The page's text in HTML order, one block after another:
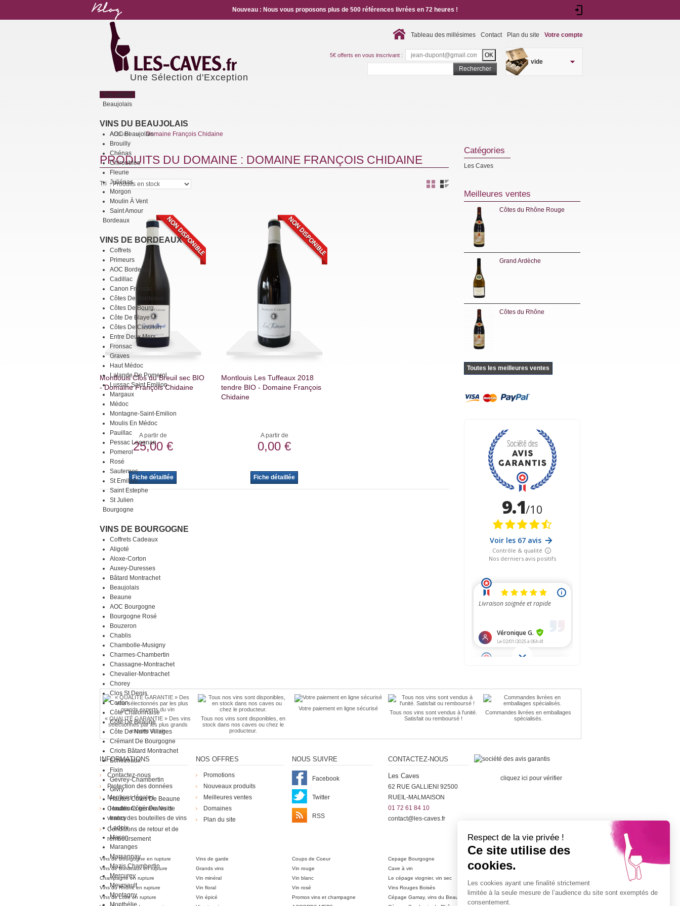
Une Sélection d'Exception
Top ventes
Beaujolais
VINS DU BEAUJOLAIS
AOC Beaujolais
Brouilly
Chénas
Chiroubles
Fleurie
Juliénas
Morgon
Moulin À Vent
Saint Amour
Bordeaux
VINS DE BORDEAUX
Coffrets
Primeurs
AOC Bordeaux
Cadillac
Canon Fronsac
Côtes De Bordeaux
Côtes De Bourg
Côte De Blaye
Côtes De Castillon
Entre Deux Mers
Fronsac
Graves
Haut Médoc
Lalande De Pomerol
Lussac Saint Emilion
Margaux
Médoc
Montagne-Saint-Emilion
Moulis En Médoc
Pauillac
Pessac Leognan
Pomerol
Rosé
Sauternes
St Emilion
Saint Estephe
St Julien
Bourgogne
VINS DE BOURGOGNE
Coffrets Cadeaux
Aligoté
Aloxe-Corton
Auxey-Duresses
Bâtard Montrachet
Beaujolais
Beaune
AOC Bourgogne
Bourgogne Rosé
Bouzeron
Chablis
Chambolle-Musigny
Charmes-Chambertin
Chassagne-Montrachet
Chevalier-Montrachet
Chorey
Clos St Denis
Corton
Côte Chalonnaise
Côte De Beaune
Côte De Nuits Villages
Crémant De Bourgogne
Criots Bâtard Montrachet
Echezeaux
Fixin
Gevrey-Chambertin
Givry
Hautes Côtes De Beaune
Hautes Côtes De Nuits
Irancy
Ladoix
Macon
Maranges
Marsannay
Mazis Chambertin
Mercurey
Meursault
Montagny
Monthélie
vide
Tableau des millésimes Contact Plan du site Votre compte
Nouveau : Nous vous proposons plus de 500 références livrées en 72 heures !
Rechercher
5€ offerts en vous inscrivant :
Accueil
Domaine François Chidaine
PRODUITS DU DOMAINE : DOMAINE FRANÇOIS CHIDAINE
Tri
Montlouis Clos du Breuil sec BIO
- Domaine François Chidaine
A partir de
25,00 €
Fiche détaillée
Montlouis Les Tuffeaux 2018
tendre BIO - Domaine François
Chidaine
A partir de
0,00 €
Fiche détaillée
Catégories
Les Caves
Meilleures ventes
Côtes du Rhône Rouge
Grand Ardèche
Côtes du Rhône
Toutes les meilleures ventes
« QUALITÉ GARANTIE » Des vins
sélectionnés par les plus grands
experts du vin
Tous nos vins sont disponibles, en
stock dans nos caves ou chez le
producteur.
Votre paiement en ligne sécurisé
Tous nos vins sont vendus à l'unité.
Satisfait ou remboursé !
Commandes livrées en emballages
spécialisés.
INFORMATIONS
Contactez-nous
Protection des données
Mentions légales
Conditions générales de
ventes des bouteilles de vins
Conditions de retour et de
remboursement
NOS OFFRES
Promotions
Nouveaux produits
Meilleures ventes
Domaines
Plan du site
NOUS SUIVRE
Facebook
Twitter
RSS
CONTACTEZ-NOUS
Les Caves
62 RUE GALLIENI 92500
RUEIL-MALMAISON
01 72 61 84 10
contact@les-caves.fr
cliquez ici pour vérifier.
Vins de Bourgogne en rupture Vins de garde Coups de Coeur Cepage Bourgogne
Vins de Bordeaux en rupture
Grands vins Vin rouge Cave à vin
Cépage Chenin
Champagne en rupture
Vin minéral Vin blanc Le cépage viognier, vin sec
Vins du Rhône en rupture
Vin floral Vin rosé Vins Rouges Boisés
Cépage Muscat
Vins de Loire en rupture
Vin épicé Promos vins et champagne Cépage Gamay, vins du Beaujolais
Respect de la vie privée !
Ce site utilise des
cookies.
Les cookies ayant une finalité strictement
limitée à la seule mesure de l’audience du site sont exemptés de
consentement.